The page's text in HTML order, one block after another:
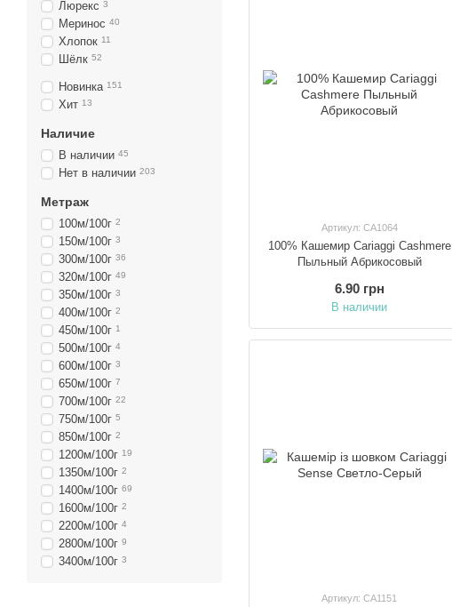
Артикул: CA1064
100% Кашемир Cariaggi Cashmere
Пыльный Абрикосовый
6.90 грн
В наличии
Артикул: CA1151
Люрекс 3
Меринос 40
Хлопок 11
Шёлк 52
Новинка 151
Хит 13
Наличие
В наличии 45
Нет в наличии 203
Метраж
100м/100г 2
150м/100г 3
300м/100г 36
320м/100г 49
350м/100г 3
400м/100г 2
450м/100г 1
500м/100г 4
600м/100г 3
650м/100г 7
700м/100г 22
750м/100г 5
850м/100г 2
1200м/100г 19
1350м/100г 2
1400м/100г 69
1600м/100г 2
2200м/100г 4
2800м/100г 9
3400м/100г 3